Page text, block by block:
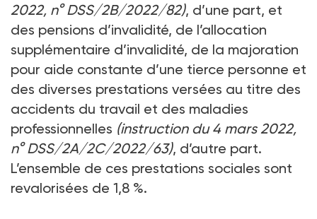
2022, n° DSS/2B/2022/82), d’une part, et
des pensions d’invalidité, de l’allocation
supplémentaire d’invalidité, de la majoration
pour aide constante d’une tierce personne et
des diverses prestations versées au titre des
accidents du travail et des maladies
professionnelles (instruction du 4 mars 2022,
n° DSS/2A/2C/2022/63), d’autre part.
L’ensemble de ces prestations sociales sont
revalorisées de 1,8 %.